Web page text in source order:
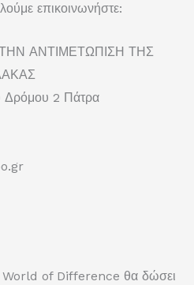
επικοινωνήστε:
ΑΝΤΙΜΕΤΩΠΙΣΗ ΤΗΣ
Δρόμου 2 Πάτρα
of Difference θα δώσει